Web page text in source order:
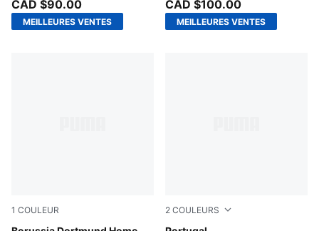
adolescent
CAD $90.00
MEILLEURES VENTES
CAD $100.00
MEILLEURES VENTES
1 COULEUR 2 COULEURS